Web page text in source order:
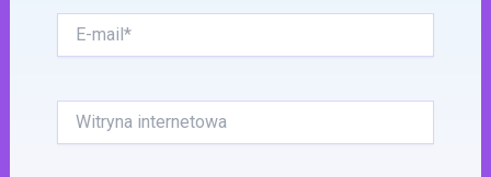
mail*
internetowa